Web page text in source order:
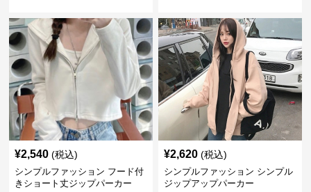
¥2,540 (税込)
シンプルファッション フード付
きショート丈ジップパーカー
¥2,620 (税込)
シンプルファッション シンプル
ジップアップパーカー